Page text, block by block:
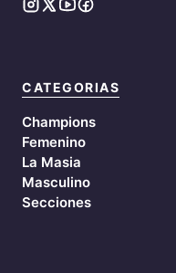
CATEGORIAS
Champions
Femenino
La Masia
Masculino
Secciones